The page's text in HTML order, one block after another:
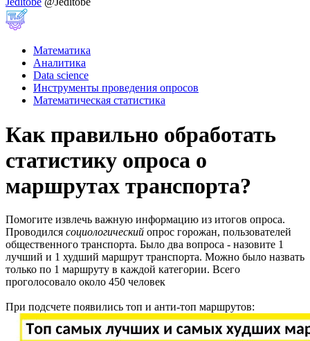
Математика
Аналитика
Data science
Инструменты проведения опросов
Математическая статистика
Как правильно обработать
статистику опроса о
маршрутах транспорта?
Помогите извлечь важную информацию из итогов опроса.
Проводился социологический опрос горожан, пользователей
общественного транспорта. Было два вопроса - назовите 1
лучший и 1 худший маршрут транспорта. Можно было назвать
только по 1 маршруту в каждой категории. Всего
проголосовало около 450 человек
При подсчете появились топ и анти-топ маршрутов: